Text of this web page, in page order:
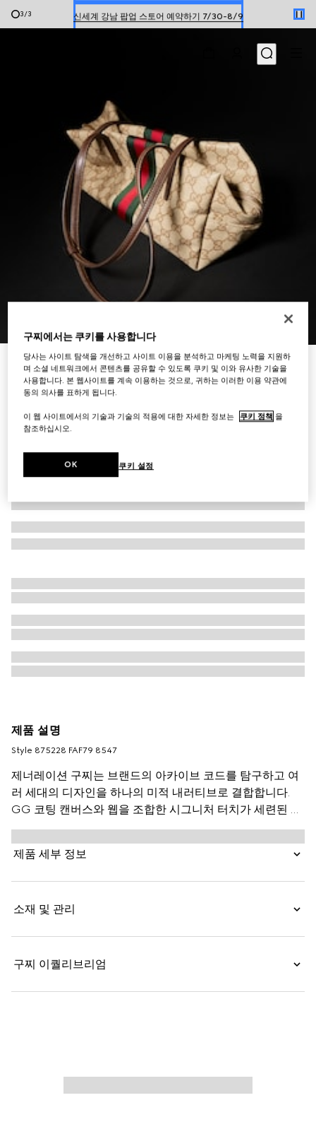
3/3 신세계 강남 팝업 스토어 예약하기 7/30-8/9
8
[구찌 멜로즈] 미디엄 보스턴백
₩2,680,000
다른 스타일샌드/브라운 GG 캔버스
제품 설명
Style ‎875228 FAF79 8547
제너레이션 구찌는 브랜드의 아카이브 코드를 탐구하고 여
러 세대의 디자인을 하나의 미적 내러티브로 결합합니다.
GG 코팅 캔버스와 웹을 조합한 시그니처 터치가 세련된 형
태에 더해집니다. 도시에 완벽하게 어울리는 이 보스턴 백은
긴 탑 핸들로 어깨에 손쉽게 걸치거나 핸드백으로 휴대할 수
있습니다.
제품 세부 정보
소재 및 관리
구찌 이퀄리브리엄
구찌에서는 쿠키를 사용합니다
당사는 사이트 탐색을 개선하고 사이트 이용을 분석하고 마케팅 노력을 지원하
며 소셜 네트워크에서 콘텐츠를 공유할 수 있도록 쿠키 및 이와 유사한 기술을
사용합니다. 본 웹사이트를 계속 이용하는 것으로, 귀하는 이러한 이용 약관에
동의 의사를 표하게 됩니다.
이 웹 사이트에서의 기술과 기술의 적용에 대한 자세한 정보는 쿠키 정책 을
참조하십시오.
쿠키 설정
OK